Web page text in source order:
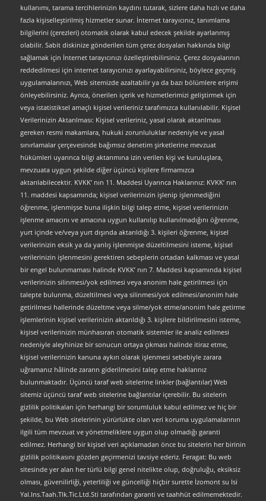
kullanımı, tarama tercihlerinizin kaydını tutarak, sizlere daha hızlı ve daha
fazla kişiselleştirilmiş hizmetler sunar. İnternet tarayıcınız, tanımlama
bilgilerini (çerezleri) otomatik olarak kabul edecek şekilde ayarlanmış
olabilir. Sabit diskinize gönderilen tüm çerez dosyaları hakkında bilgi
sağlamak için İnternet tarayıcınızı özelleştirebilirsiniz. Çerez dosyalarının
reddedilmesi için internet tarayıcınızı ayarlayabilirsiniz, böylece geçmiş
uygulamalarınızı, Web sitemizde azaltabilir ya da bazı bölümlere erişimi
önleyebilirsiniz. Ayrıca, önerilen içerik ve hizmetlerimizi geliştirmek için
veya istatistiksel amaçlı kişisel verileriniz tarafımızca kullanılabilir. Kişisel
Verilerinizin Aktarılması: Kişisel verileriniz, yasal olarak aktarılması
gereken resmi makamlara, hukuki zorunluluklar nedeniyle ve yasal
sınırlamalar çerçevesinde bağımsız denetim şirketlerine mevzuat
hükümleri uyarınca bilgi aktarımına izin verilen kişi ve kuruluşlara,
mevzuata uygun şekilde diğer üçüncü kişilere firmamızca
aktarılabilecektir. KVKK’ nın 11. Maddesi Uyarınca Haklarınız: KVKK’ nın
11. maddesi kapsamında; kişisel verilerinizin işlenip işlenmediğini
öğrenme, işlenmişse buna ilişkin bilgi talep etme, kişisel verilerinizin
işlenme amacını ve amacına uygun kullanılıp kullanılmadığını öğrenme,
yurt içinde ve/veya yurt dışında aktarıldığı 3. kişileri öğrenme, kişisel
verilerinizin eksik ya da yanlış işlenmişse düzeltilmesini isteme, kişisel
verilerinizin işlenmesini gerektiren sebeplerin ortadan kalkması ve yasal
bir engel bulunmaması halinde KVKK’ nın 7. Maddesi kapsamında kişisel
verilerinizin silinmesi/yok edilmesi veya anonim hale getirilmesi için
talepte bulunma, düzeltilmesi veya silinmesi/yok edilmesi/anonim hale
getirilmesi hallerinde düzeltme veya silme/yok etme/anonim hale getirme
işlemlerinin kişisel verilerinizin aktarıldığı 3. kişilere bildirilmesini isteme,
kişisel verilerinizin münhasıran otomatik sistemler ile analiz edilmesi
nedeniyle aleyhinize bir sonucun ortaya çıkması halinde itiraz etme,
kişisel verilerinizin kanuna aykırı olarak işlenmesi sebebiyle zarara
uğramanız hâlinde zararın giderilmesini talep etme haklarınız
bulunmaktadır. Üçüncü taraf web sitelerine linkler (bağlantılar) Web
sitemiz üçüncü taraf web sitelerine bağlantılar içerebilir. Bu sitelerin
gizlilik politikaları için herhangi bir sorumluluk kabul edilmez ve hiç bir
şekilde, bu Web sitelerinin yürürlükte olan veri koruma uygulamalarının
ilgili tüm mevzuat ve yönetmeliklere uygun olup olmadığı garanti
edilmez. Herhangi bir kişisel veri açıklamadan önce bu sitelerin her birinin
gizlilik politikasını gözden geçirmenizi tavsiye ederiz. Feragat: Bu web
sitesinde yer alan her türlü bilgi genel nitelikte olup, doğruluğu, eksiksiz
olması, güvenilirliği, yeterliliği ve güncelliği hiçbir surette İzomont su Isi
Yal.Ins.Taah.Tlk.Tic.Ltd.Sti tarafından garanti ve taahhüt edilmemektedir.